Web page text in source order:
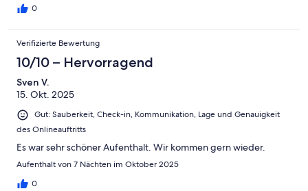
0
Verifizierte Bewertung
10/10 – Hervorragend
Sven V.
15. Okt. 2025
Gut: Sauberkeit, Check-in, Kommunikation, Lage und Genauigkeit
des Onlineauftritts
Es war sehr schöner Aufenthalt. Wir kommen gern wieder.
Aufenthalt von 7 Nächten im Oktober 2025
0